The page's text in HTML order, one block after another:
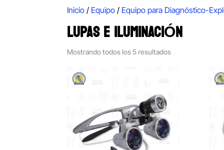
Inicio / Equipo / Equipo para Diagnóstico-
LUPAS E ILUMINACIÓN
Mostrando todos los 5 resultados